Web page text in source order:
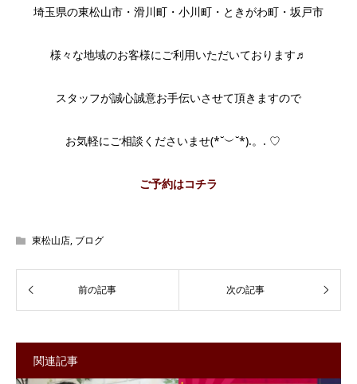
埼玉県の東松山市・滑川町・小川町・ときがわ町・坂戸市
様々な地域のお客様にご利用いただいております♬
スタッフが誠心誠意お手伝いさせて頂きますので
お気軽にご相談くださいませ(*˘︶˘*).。. ♡
ご予約はコチラ
東松山店, ブログ
関連記事